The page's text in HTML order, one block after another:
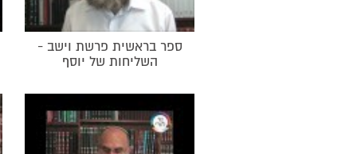
ספר בראשית פרשת וישב -
השליחות של יוסף